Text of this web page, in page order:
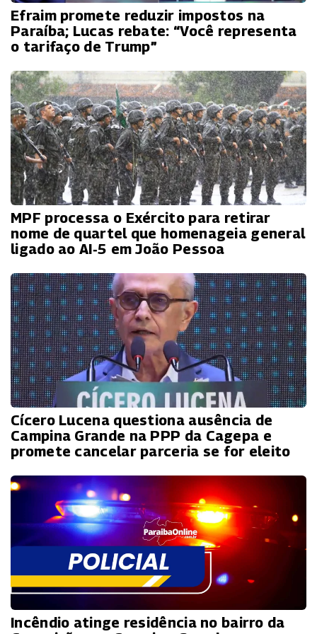
Efraim promete reduzir impostos na
Paraíba; Lucas rebate: “Você representa
o tarifaço de Trump”
MPF processa o Exército para retirar
nome de quartel que homenageia general
ligado ao AI‑5 em João Pessoa
Cícero Lucena questiona ausência de
Campina Grande na PPP da Cagepa e
promete cancelar parceria se for eleito
Incêndio atinge residência no bairro da